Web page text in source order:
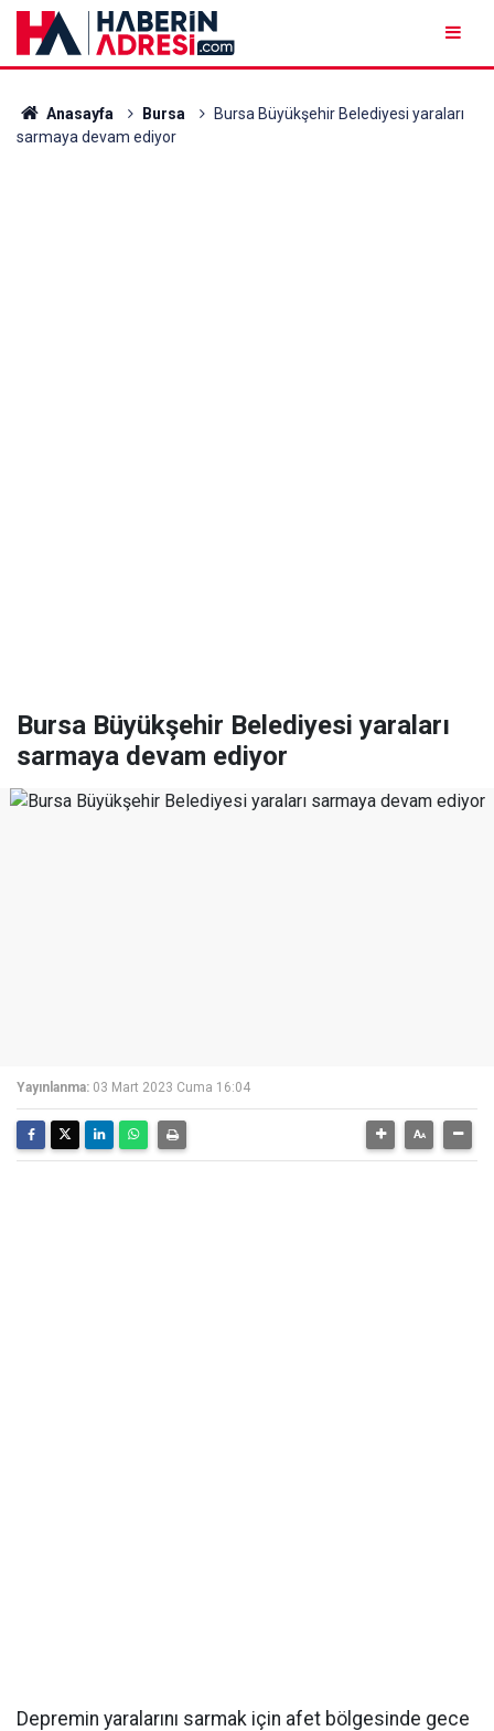
Anasayfa Bursa
Bursa Büyükşehir Belediyesi yaraları
sarmaya devam ediyor
Bursa Büyükşehir Belediyesi yaraları
sarmaya devam ediyor
Yayınlanma: 03 Mart 2023 Cuma 16:04
Depremin yaralarını sarmak için afet bölgesinde gece